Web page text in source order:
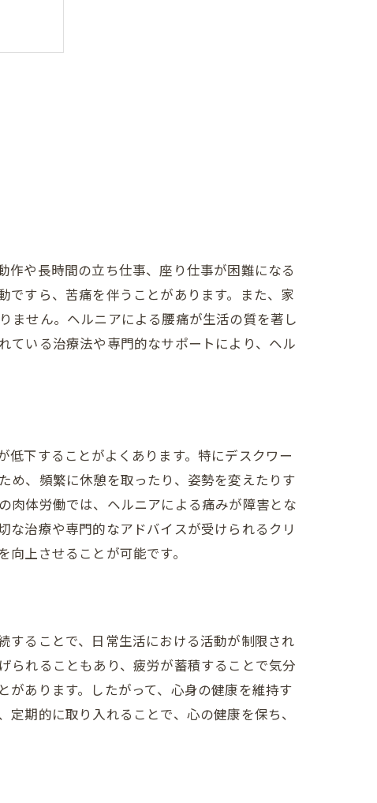
イズ
や長時間の立ち仕事、座り仕事が困難になる
ですら、苦痛を伴うことがあります。また、家
ません。ヘルニアによる腰痛が生活の質を著し
ている治療法や専門的なサポートにより、ヘル
下することがよくあります。特にデスクワー
め、頻繁に休憩を取ったり、姿勢を変えたりす
肉体労働では、ヘルニアによる痛みが障害とな
な治療や専門的なアドバイスが受けられるクリ
上させることが可能です。
することで、日常生活における活動が制限され
られることもあり、疲労が蓄積することで気分
あります。したがって、心身の健康を維持す
期的に取り入れることで、心の健康を保ち、